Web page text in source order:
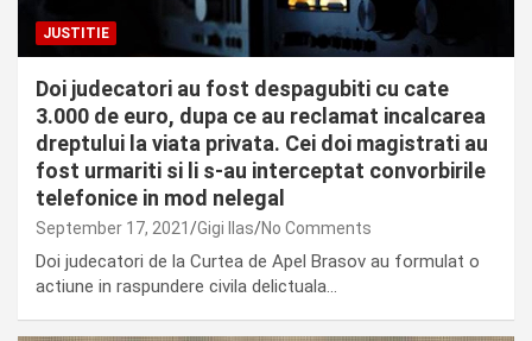
JUSTITIE
Doi judecatori au fost despagubiti cu cate
3.000 de euro, dupa ce au reclamat incalcarea
dreptului la viata privata. Cei doi magistrati au
fost urmariti si li s-au interceptat convorbirile
telefonice in mod nelegal
September 17, 2021 Gigi Ilas No Comments
Doi judecatori de la Curtea de Apel Brasov au formulat o
actiune in raspundere civila delictuala…